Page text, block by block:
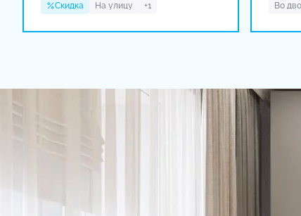
Скидка
На улицу +1
Во